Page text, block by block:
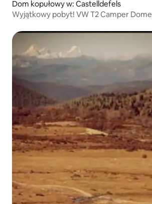
Dom kopułowy w: Castelldefels
Wyjątkowy pobyt! VW T2 Camper Dome